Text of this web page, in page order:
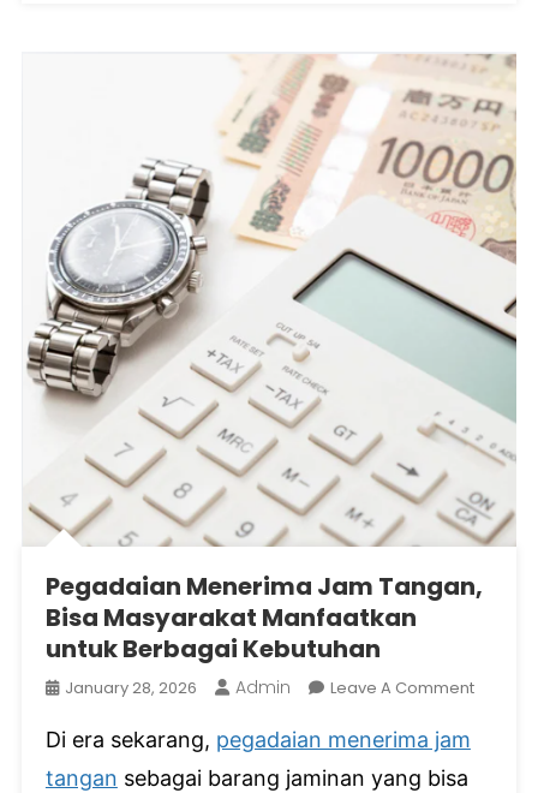
Pegadaian Menerima Jam Tangan,
Bisa Masyarakat Manfaatkan
untuk Berbagai Kebutuhan
January 28, 2026 Admin Leave A CommentOn
Di era sekarang, pegadaian menerima jam
tangan sebagai barang jaminan yang bisa